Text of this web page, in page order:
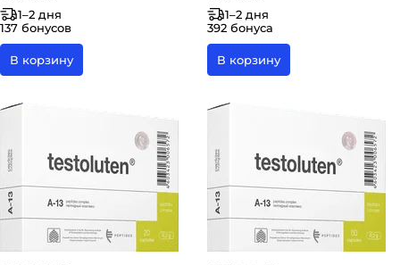
1–2 дня
137 бонусов
В корзину
1–2 дня
392 бонуса
В корзину